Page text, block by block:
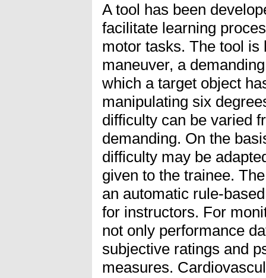
A tool has been
facilitate learning
motor tasks. The tool is
maneuver, a
which a target object
manipulating six
difficulty can be varied
demanding. On the
difficulty may be
given to the trainee.
an automatic rule-
for instructors. For
not only performance
subjective ratings and
measures.